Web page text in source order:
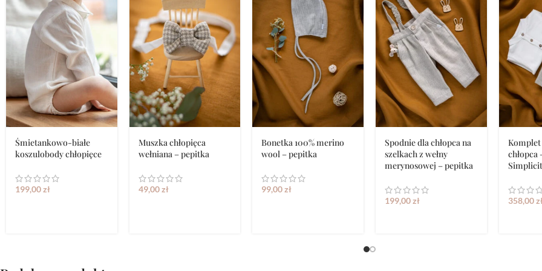
Śmietankowo-białe
koszulobody chłopięce
199,00zł
Muszka chłopięca
wełniana – pepitka
49,00zł
Bonetka 100% merino
wool – pepitka
99,00zł
Spodnie dla chłopca na
szelkach z wełny
merynosowej – pepitka
199,00zł
chłopca
358,00zł